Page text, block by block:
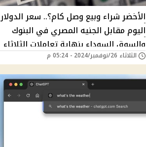
الأخضر شراء وبيع وصل كام؟.. سعر الدولار
اليوم مقابل الجنيه المصري في البنوك
والسوق السوداء بنهاية تعاملات الثلاثاء
26 نوفمبر 2024الثلاثاء 26/نوفمبر/2024 - 05:24 م